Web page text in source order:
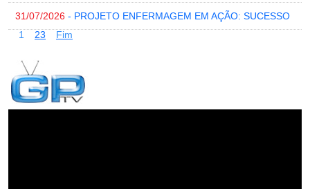
31/07/2026 - PROJETO ENFERMAGEM EM AÇÃO: SUCESSO
1
23 Fim